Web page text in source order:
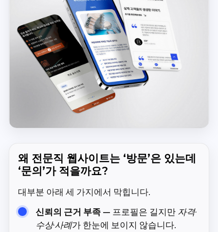
왜 전문직 웹사이트는 ‘방문’은 있는데
‘문의’가 적을까요?
대부분 아래 세 가지에서 막힙니다.
신뢰의 근거 부족— 프로필은 길지만자격·
수상·사례가 한눈에 보이지 않습니다.